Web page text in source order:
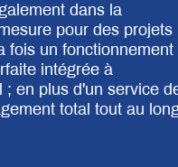
dans la
pour des projets
fois un fonctionnement
intégrée à
; en plus d'un service
total tout au